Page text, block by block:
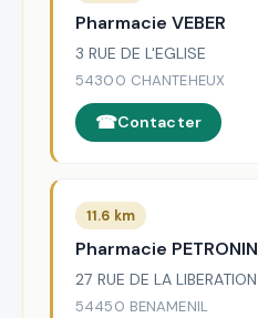
Pharmacie VEBER
3 RUE DE L'EGLISE
54300 CHANTEHEUX
Contacter
11.6 km
Pharmacie PETRONIN
27 RUE DE LA LIBERATION
54450 BENAMENIL